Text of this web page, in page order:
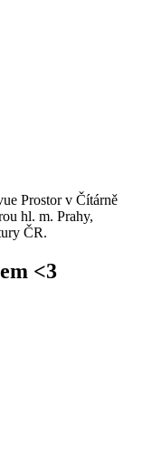
Prostor v Čítárně
hl. m. Prahy,
ČR.
<3